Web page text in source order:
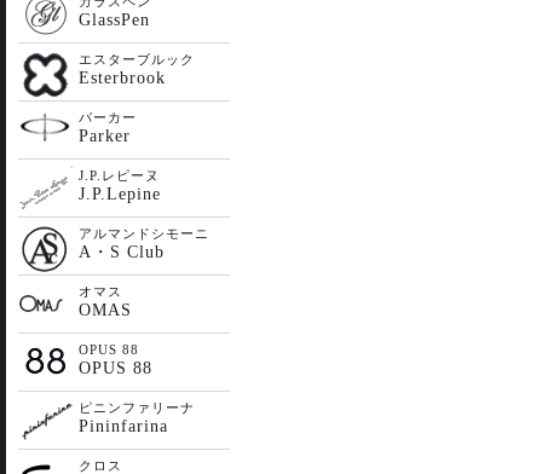
GlassPen
エスターブルック
Esterbrook
パーカー
Parker
J.P.レピーヌ
J.P.Lepine
アルマンドシモーニ
A・S Club
オマス
OMAS
OPUS 88
OPUS 88
ピニンファリーナ
Pininfarina
クロス